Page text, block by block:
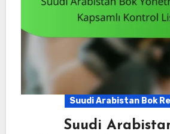
Suudi Arabistan Bok
Suudi